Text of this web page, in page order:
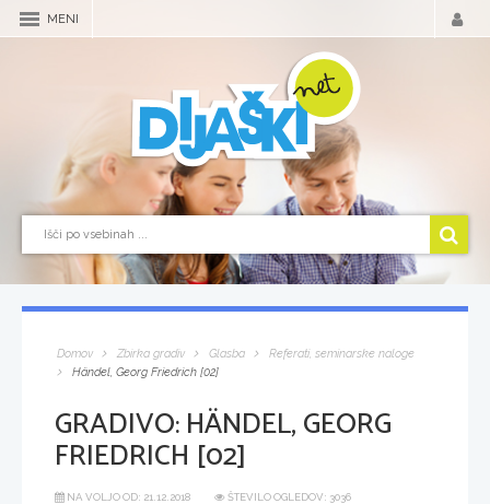
MENI
Domov Zbirka gradiv Glasba
Referati, seminarske naloge
Händel, Georg Friedrich [02]
GRADIVO:HÄNDEL, GEORG
FRIEDRICH [02]
NA VOLJO OD: 21.12.2018
ŠTEVILO OGLEDOV: 3036